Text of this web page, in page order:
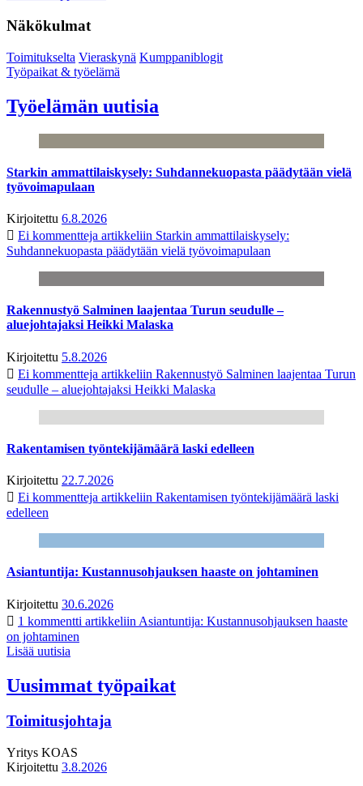
Näkökulmat
Toimitukselta Vieraskynä Kumppaniblogit
Työpaikat & työelämä
Työelämän uutisia
Starkin ammattilaiskysely: Suhdannekuopasta päädytään vielä
työvoimapulaan
Kirjoitettu 6.8.2026
Ei kommentteja artikkeliin Starkin ammattilaiskysely:
Suhdannekuopasta päädytään vielä työvoimapulaan
Rakennustyö Salminen laajentaa Turun seudulle –
aluejohtajaksi Heikki Malaska
Kirjoitettu 5.8.2026
Ei kommentteja artikkeliin Rakennustyö Salminen laajentaa Turun
seudulle – aluejohtajaksi Heikki Malaska
Rakentamisen työntekijämäärä laski edelleen
Kirjoitettu 22.7.2026
Ei kommentteja artikkeliin Rakentamisen työntekijämäärä laski
edelleen
Asiantuntija: Kustannusohjauksen haaste on johtaminen
Kirjoitettu 30.6.2026
1 kommentti artikkeliin Asiantuntija: Kustannusohjauksen haaste
on johtaminen
Lisää uutisia
Uusimmat työpaikat
Toimitusjohtaja
Yritys KOAS
Kirjoitettu 3.8.2026